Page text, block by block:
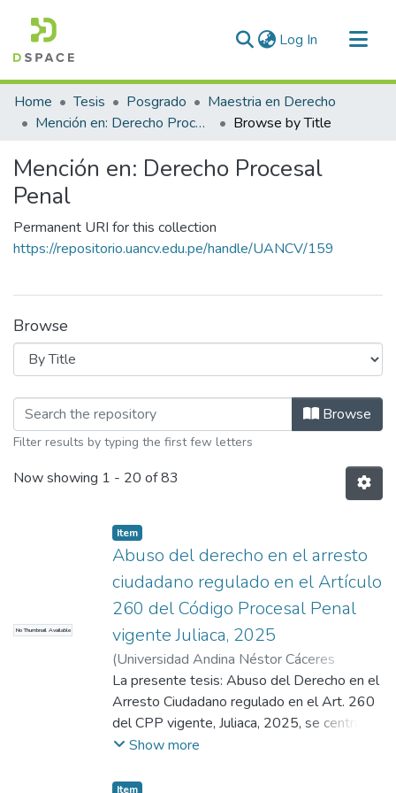
Log In (current)
Communities & Collections
All of DSpace
Home Tesis Posgrado
Maestria en Derecho
Mención en: Derecho Procesal Penal
Browse by Title
Mención en: Derecho Procesal
Penal
Permanent URI for this collection
https://repositorio.uancv.edu.pe/handle/UANCV/159
Browse
Browsing Mención en: DerechoBrowse
Filter results by typing the first few letters
Now showing 1 - 20 of 83
No Thumbnail Available
Item
Abuso del derecho en el arresto
ciudadano regulado en el Artículo
260 del Código Procesal Penal
vigente Juliaca, 2025
(Universidad Andina Néstor Cáceres
Velásquez,2025) Choquechambi Mamani,
Vidal;Chayña Aguilar, Luis;Universidad
Andina Néstor Cáceres Velásquez
La presente tesis: Abuso del Derecho en el
Arresto Ciudadano regulado en el Art. 260
del CPP vigente, Juliaca, 2025, se centra en
examinar una problemática social y jurídica
planteó como objetivo analizar la forma en
Show more
Item